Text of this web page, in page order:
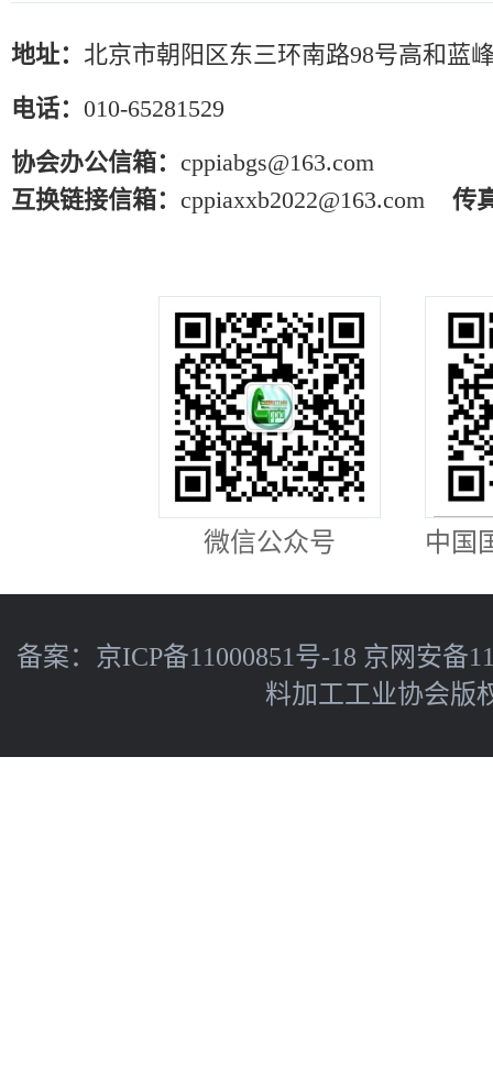
地址： 北京市朝阳区东三环南路98号高和蓝
电话： 010-65281529
协会办公信箱： cppiabgs@163.com
互换链接信箱： cppiaxxb2022@163.com 传
微信公众号 中国
备案： 京ICP备11000851号-18 京网安备
料加工工业协会版